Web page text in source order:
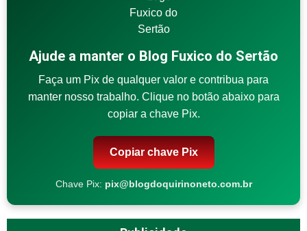
Ajude a manter o Blog Fuxico do Sertão
Faça um Pix de qualquer valor e contribua para
manter nosso trabalho. Clique no botão abaixo para
copiar a chave Pix.
Copiar chave Pix
Chave Pix: pix@blogdoquirinoneto.com.br